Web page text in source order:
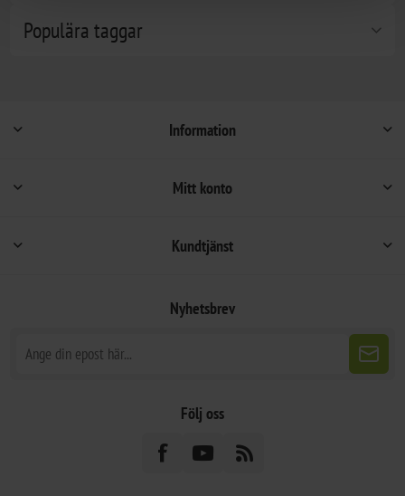
Populära taggar
Information
Mitt konto
Kundtjänst
Nyhetsbrev
Följ oss